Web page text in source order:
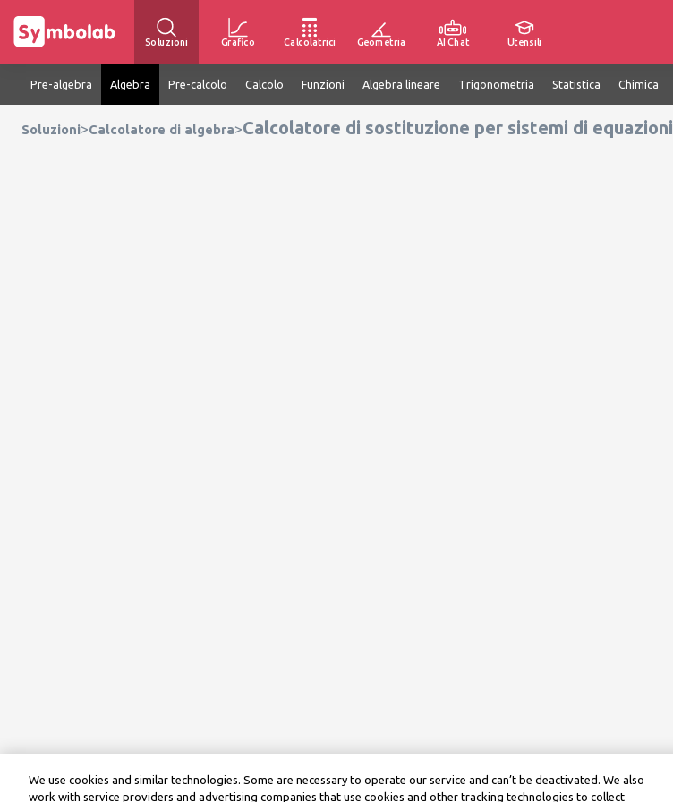
Soluzioni Grafico Calcolatrici Geometria AI Chat Utensili
Pre-algebra Algebra Pre-calcolo Calcolo Funzioni Algebra lineare Trigonometria Statistica Chimica
Soluzioni>Calcolatore di algebra>Calcolatore di sostituzione per sistemi di equazioni
We use cookies and similar technologies. Some are necessary to operate our service and can’t be deactivated. We also
work with service providers and advertising companies that use cookies and other tracking technologies to collect